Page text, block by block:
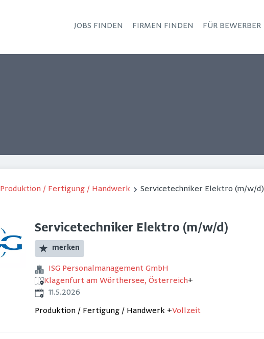
JOBS FINDEN FIRMEN FINDEN FÜR BEWERBER
Produktion / Fertigung / Handwerk Servicetechniker Elektro (m/w/d)
Servicetechniker Elektro (m/w/d)
merken
ISG Personalmanagement GmbH
Klagenfurt am Wörthersee, Österreich+
Veröffentlicht
11.5.2026
Produktion / Fertigung / Handwerk +Vollzeit